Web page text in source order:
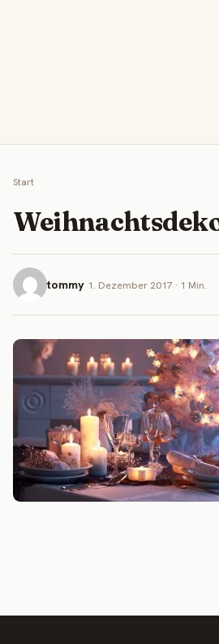
Start
tommy 1. Dezember 2017 · 1 Min.